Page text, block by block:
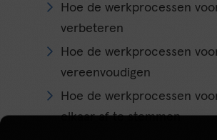
Hoe de werkprocessen
verbeteren
Hoe de werkprocessen
vereenvoudigen
Hoe de werkprocessen
elkaar af te stemmen